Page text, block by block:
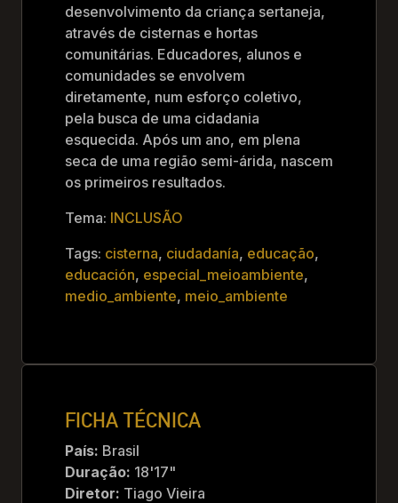
desenvolvimento da criança sertaneja,
através de cisternas e hortas
comunitárias. Educadores, alunos e
comunidades se envolvem
diretamente, num esforço coletivo,
pela busca de uma cidadania
esquecida. Após um ano, em plena
seca de uma região semi-árida, nascem
os primeiros resultados.
Tema: INCLUSÃO
Tags: cisterna, ciudadanía, educação,
educación, especial_meioambiente,
medio_ambiente, meio_ambiente
FICHA TÉCNICA
País: Brasil
Duração: 18'17"
Diretor: Tiago Vieira